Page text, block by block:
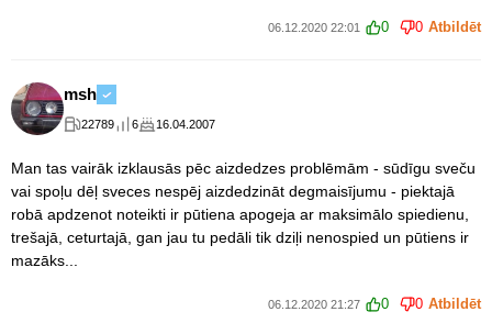
06.12.2020 22:01 0 0 Atbildēt
msh
22789 6 16.04.2007
Man tas vairāk izklausās pēc aizdedzes problēmām - sūdīgu sveču
vai spoļu dēļ sveces nespēj aizdedzināt degmaisījumu - piektajā
robā apdzenot noteikti ir pūtiena apogeja ar maksimālo spiedienu,
trešajā, ceturtajā, gan jau tu pedāli tik dziļi nenospied un pūtiens ir
mazāks...
06.12.2020 21:27 0 0 Atbildēt